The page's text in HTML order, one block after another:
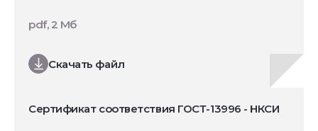
Скачать файл
pdf, 2 Мб
Сертификат соответствия ГОСТ-13996 - НКСИ